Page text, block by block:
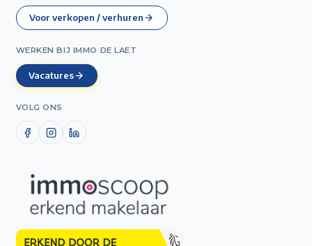
Voor verkopen / verhuren
WERKEN BIJ IMMO DE LAET
Vacatures
VOLG ONS